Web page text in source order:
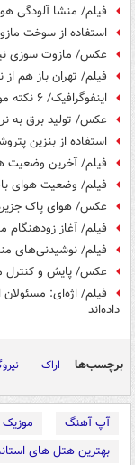
فیلم/ منشا آلودگی
استفاده از سوخت
عکس/ مازوت سوزی
فیلم/ تهران باز هم از
اینفوگرافیک/ ۶ نکته موثر در کاهش مصرف سوخت در رانندگی
عکس/ تولید برق به
استفاده از بنزین
فیلم/ آخرین وضعیت
فیلم/ وضعیت هوای
عکس/ هوای پاک
فیلم/ آغاز زودهنگام
فیلم/ نوشیدنی‌های
عکس/ پایش و کنترل
فیلم/ اژه‌ای:
داده‌اند
برچسب‌ها اراک
آپ آهنگ
بهترین هتل های